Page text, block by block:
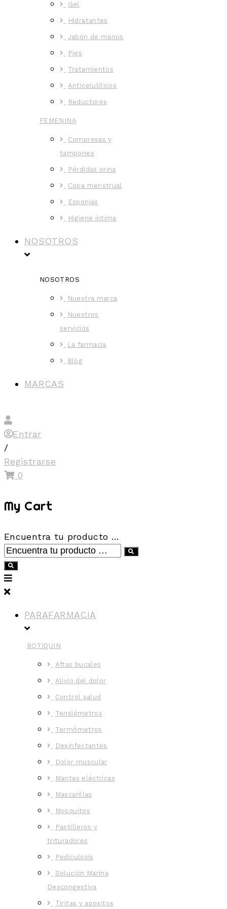
Gel
Hidratantes
Jabón de manos
Pies
Tratamientos
Anticelulíticos
Reductores
FEMENINA
Compresas y
tampones
Pérdidas orina
Copa menstrual
Esponjas
Higiene íntima
NOSOTROS
NOSOTROS
Nuestra marca
Nuestros
servicios
La farmacia
Blog
MARCAS
Entrar
/
Registrarse
0
My Cart
Encuentra tu producto …
PARAFARMACIA
BOTIQUIN
Aftas bucales
Alivio del dolor
Control salud
Tensiómetros
Termómetros
Desinfectantes
Dolor muscular
Mantas eléctricas
Mascarillas
Mosquitos
Pastilleros y
trituradores
Pediculosis
Solución Marina
Descongestiva
Tiritas y apositos